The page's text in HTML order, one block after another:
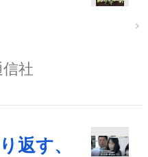
社
返す、